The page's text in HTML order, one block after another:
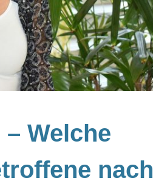
Welche
nach